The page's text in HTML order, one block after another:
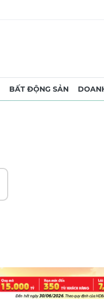
BẤT ĐỘNG SẢN